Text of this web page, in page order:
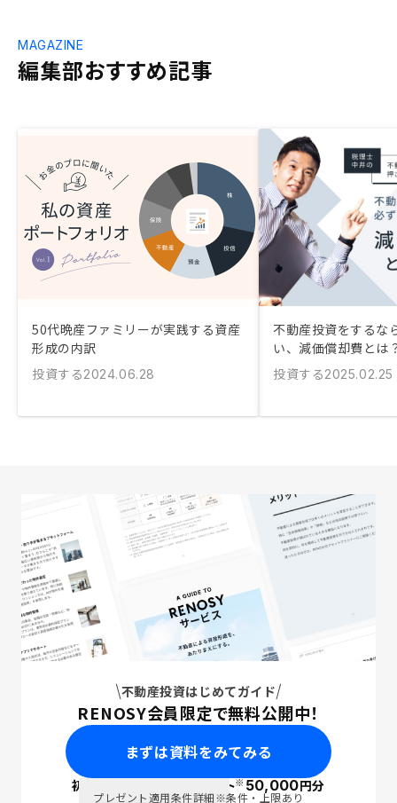
編集部おすすめ記事
MAGAZINE
50代晩産ファミリーが実践する資産
形成の内訳
投資する2024.06.28
不動産投資をするな
い、減価償却費とは
投資する2025.02.25
不動産投資はじめてガイド
RENOSY会員限定で無料公開中！
まずは資料をみてみる
初回面談で ポイント※50,000円分
プレゼント適用条件詳細※条件・上限あり